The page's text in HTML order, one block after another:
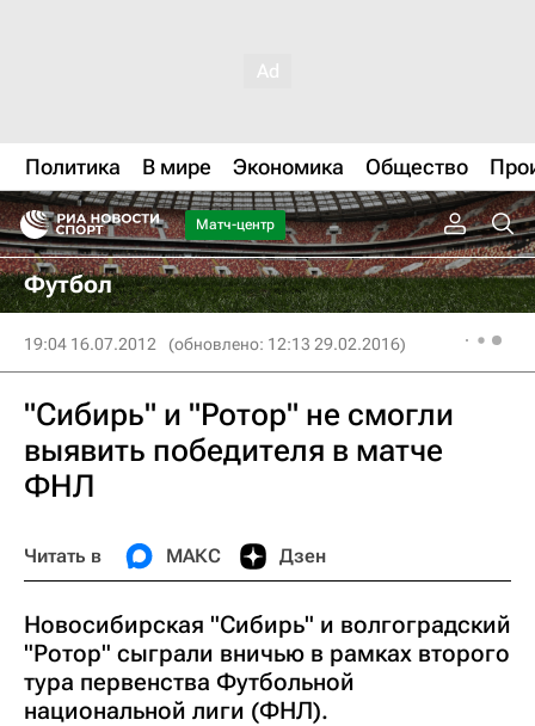
Политика В мире Экономика Общество
Матч-центр
Футбол
19:04 16.07.2012 (обновлено: 12:13 29.02.2016)
"Сибирь" и "Ротор" не смогли
выявить победителя в матче
ФНЛ
Читать в МАКС Дзен
Новосибирская "Сибирь" и волгоградский
"Ротор" сыграли вничью в рамках второго
тура первенства Футбольной
национальной лиги (ФНЛ).